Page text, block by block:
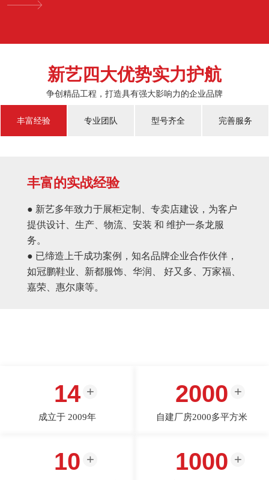
新艺四大优势实力护航
争创精品工程，打造具有强大影响力的企业品牌
丰富经验 专业团队 型号齐全 完善服务
丰富的实战经验
● 新艺多年致力于展柜定制、专卖店建设，为客户
提供设计、生产、物流、安装 和 维护一条龙服
务。
● 已缔造上千成功案例，知名品牌企业合作伙伴，
如冠鹏鞋业、新都服饰、华润、 好又多、万家福、
嘉荣、惠尔康等。
14
成立于 2009年
2000
自建厂房2000多平方米
10 1000